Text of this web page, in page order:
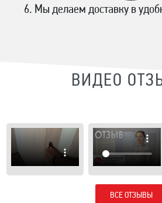
Мы делаем доставку в
ВИДЕО
ВСЕ ОТЗЫВЫ